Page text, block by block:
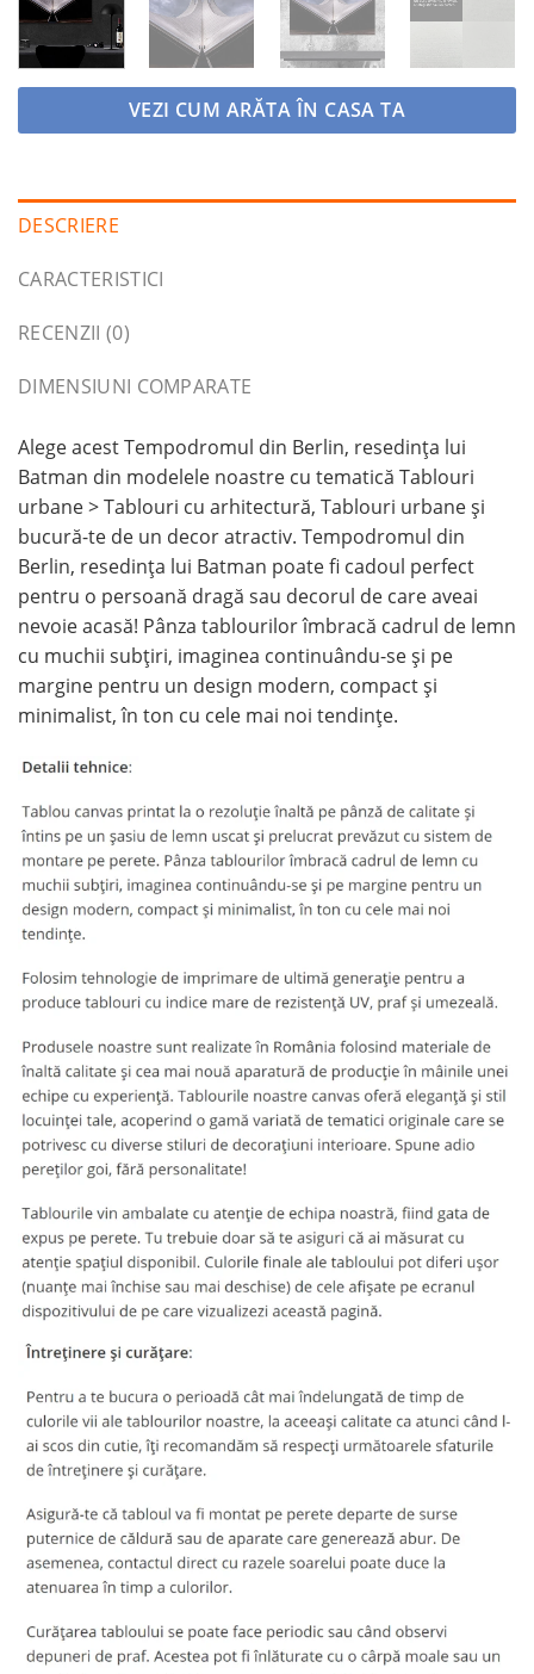
VEZI CUM ARĂTA ÎN CASA TA
DESCRIERE
CARACTERISTICI
RECENZII (0)
DIMENSIUNI COMPARATE
Alege acest Tempodromul din Berlin, resedința lui
Batman din modelele noastre cu tematică Tablouri
urbane > Tablouri cu arhitectură, Tablouri urbane și
bucură-te de un decor atractiv. Tempodromul din
Berlin, resedința lui Batman poate fi cadoul perfect
pentru o persoană dragă sau decorul de care aveai
nevoie acasă! Pânza tablourilor îmbracă cadrul de lemn
cu muchii subțiri, imaginea continuându-se și pe
margine pentru un design modern, compact și
minimalist, în ton cu cele mai noi tendințe.